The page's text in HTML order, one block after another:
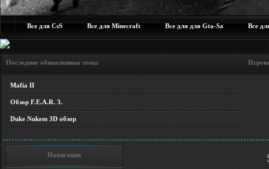
Все для CsS Все для Minecraft Все для для Gta-Sa Все
Последние обновленные темы Игровые
Mafia II
Обзор F.E.A.R. 3.
Duke Nukem 3D обзор
Навигация